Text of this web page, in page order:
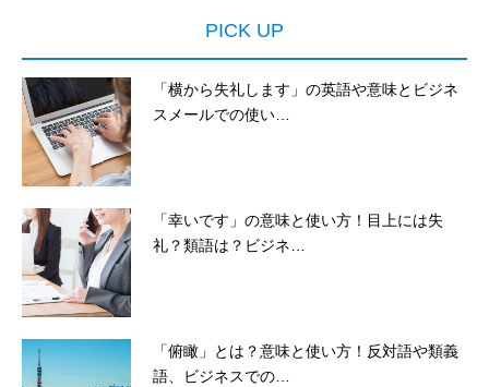
PICK UP
「横から失礼します」の英語や意味とビジネ
スメールでの使い…
「幸いです」の意味と使い方！目上には失
礼？類語は？ビジネ…
「俯瞰」とは？意味と使い方！反対語や類義
語、ビジネスでの…